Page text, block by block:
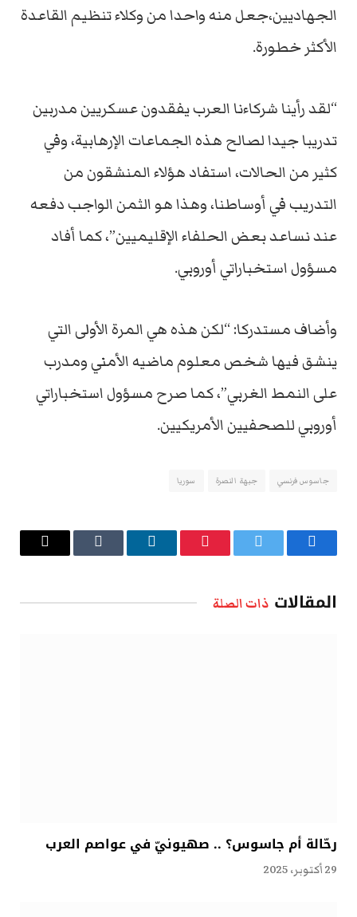
الجهاديين،جعل منه واحدا من وكلاء تنظيم القاعدة
الأكثر خطورة.
“لقد رأينا شركاءنا العرب يفقدون عسكريين مدربين
تدريبا جيدا لصالح هذه الجماعات الإرهابية، وفي
كثير من الحالات، استفاد هؤلاء المنشقون من
التدريب في أوساطنا، وهذا هو الثمن الواجب دفعه
عند نساعد بعض الحلفاء الإقليميين”، كما أفاد
مسؤول استخباراتي أوروبي.
وأضاف مستدركا: “لكن هذه هي المرة الأولى التي
ينشق فيها شخص معلوم ماضيه الأمني ومدرب
على النمط الغربي”، كما صرح مسؤول استخباراتي
أوروبي للصحفيين الأمريكيين.
جاسوس فرنسي جبهة النصرة سوريا
فيسبوك تويتر بينتيريستلينكدإن Tumblr
البريد
المقالات ذات الصلة
رحّالة أم جاسوس؟ .. صهيونيّ في عواصم العرب
29 أكتوبر، 2025